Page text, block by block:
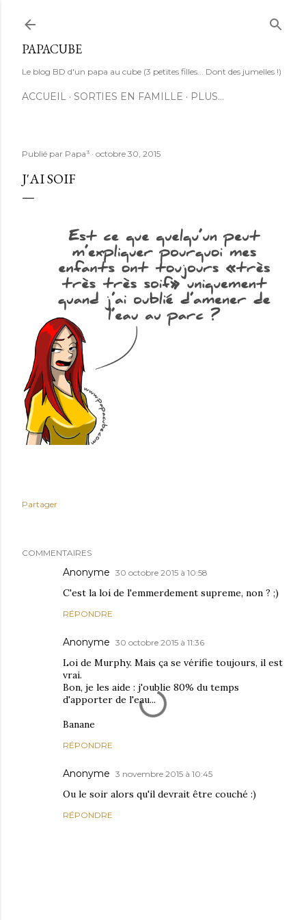
PAPACUBE
Le blog BD d'un papa au cube (3 petites filles... Dont des jumelles !)
ACCUEIL SORTIES EN FAMILLE PLUS…
Publié par Papa³ octobre 30, 2015
J'AI SOIF
Partager
COMMENTAIRES
Anonyme 30 octobre 2015 à 10:58
C'est la loi de l'emmerdement supreme, non ? ;)
RÉPONDRE
Anonyme 30 octobre 2015 à 11:36
Loi de Murphy. Mais ça se vérifie toujours, il est
vrai.
Bon, je les aide : j'oublie 80% du temps
d'apporter de l'eau...
Banane
RÉPONDRE
Anonyme 3 novembre 2015 à 10:45
Ou le soir alors qu'il devrait être couché :)
RÉPONDRE